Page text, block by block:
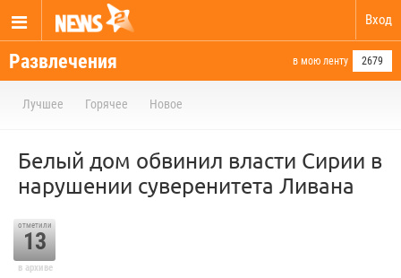
Вход
Развлечения в мою ленту 2679
Лучшее Горячее Новое
Белый дом обвинил власти Сирии в
нарушении суверенитета Ливана
отметили
13
в архиве